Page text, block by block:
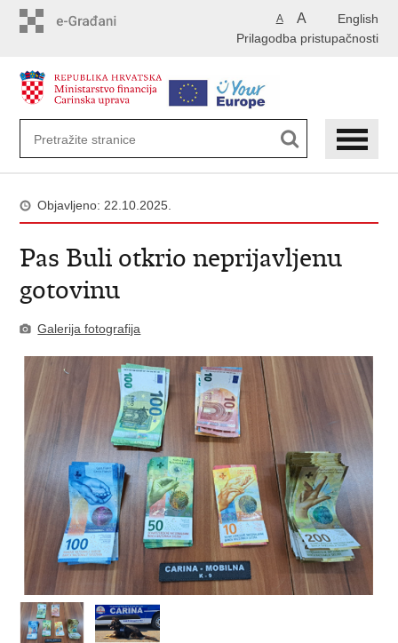
English
A A
Prilagodba pristupačnosti
Objavljeno: 22.10.2025.
Pas Buli otkrio neprijavljenu
gotovinu
Galerija fotografija